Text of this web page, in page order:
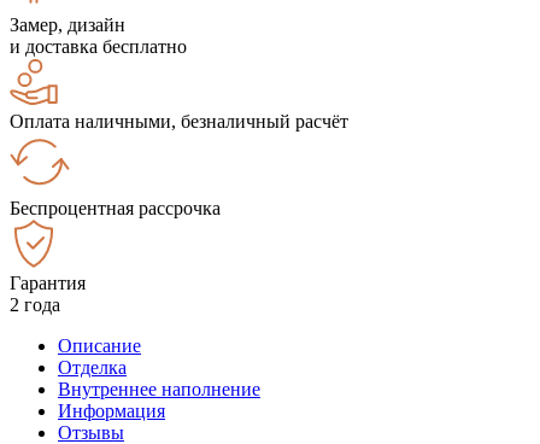
Замер, дизайн
и доставка бесплатно
Оплата наличными, безналичный расчёт
Беспроцентная рассрочка
Гарантия
2 года
Описание
Отделка
Внутреннее наполнение
Информация
Отзывы